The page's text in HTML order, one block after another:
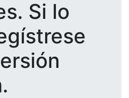
Si lo